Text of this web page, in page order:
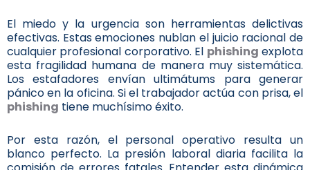
El miedo y la urgencia son herramientas delictivas
efectivas. Estas emociones nublan el juicio racional de
cualquier profesional corporativo. El phishing explota
esta fragilidad humana de manera muy sistemática.
Los estafadores envían ultimátums para generar
pánico en la oficina. Si el trabajador actúa con prisa, el
phishing tiene muchísimo éxito.
Por esta razón, el personal operativo resulta un
blanco perfecto. La presión laboral diaria facilita la